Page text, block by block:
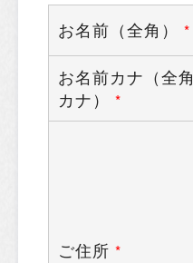
お名前（全角） *
お名前カナ（全角
カナ） *
ご住所 *